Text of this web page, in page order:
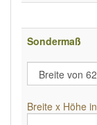
Sondermaß
Breite x Höhe